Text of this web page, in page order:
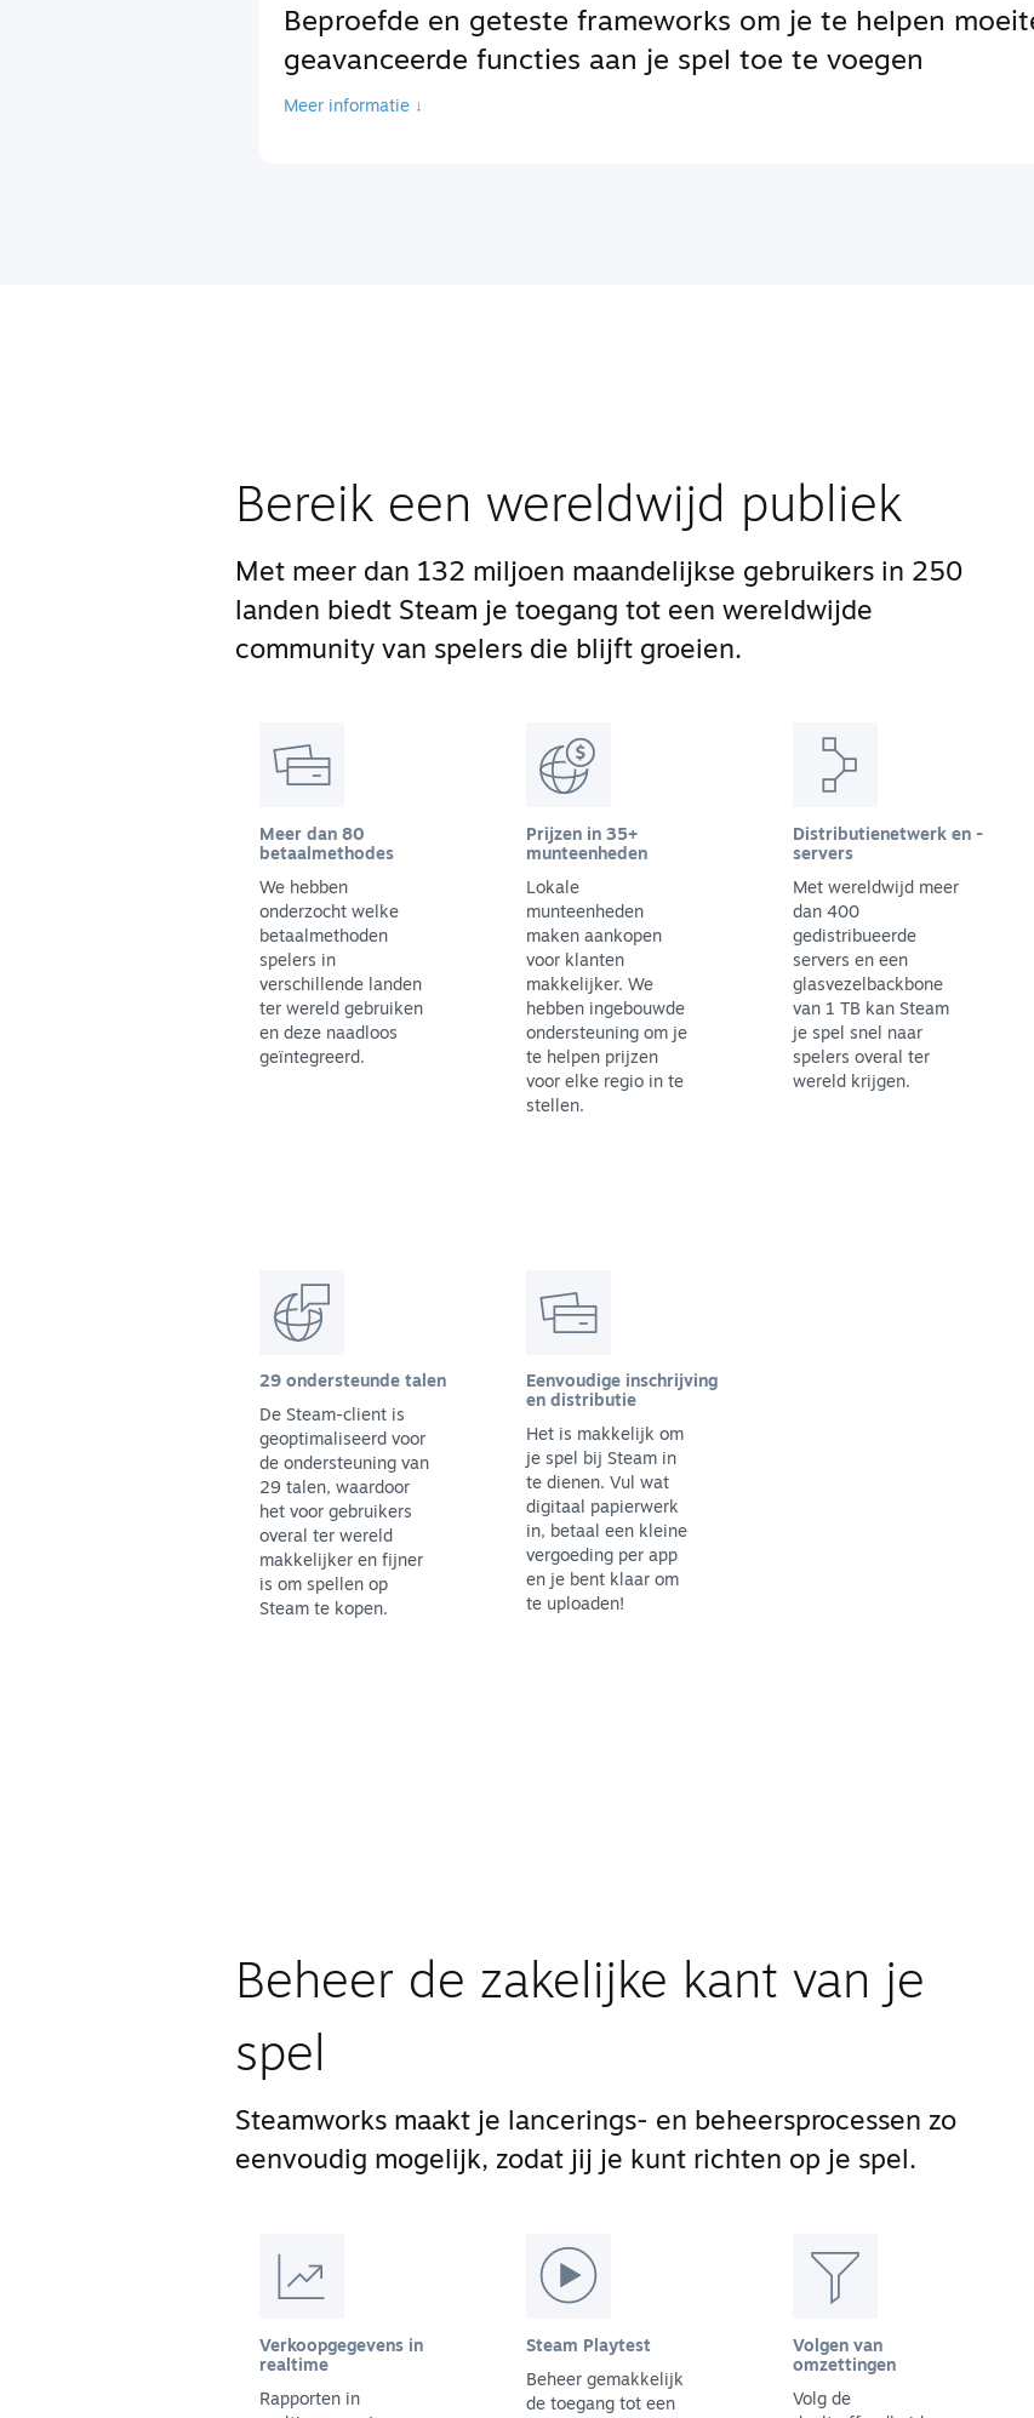
Beproefde en geteste frameworks om je te helpen
geavanceerde functies aan je spel toe te voegen
Meer informatie ↓
Bereik een wereldwijd publiek
Met meer dan 132 miljoen maandelijkse gebruikers in 250
landen biedt Steam je toegang tot een wereldwijde
community van spelers die blijft groeien.
Meer dan 80
betaalmethodes
We hebben
onderzocht welke
betaalmethoden
spelers in
verschillende landen
ter wereld gebruiken
en deze naadloos
geïntegreerd.
Prijzen in 35+
munteenheden
Lokale
munteenheden
maken aankopen
voor klanten
makkelijker. We
hebben ingebouwde
ondersteuning om je
te helpen prijzen
voor elke regio in te
stellen.
Distributienetwerk en -
servers
Met wereldwijd meer
dan 400
gedistribueerde
servers en een
glasvezelbackbone
van 1 TB kan Steam
je spel snel naar
spelers overal ter
wereld krijgen.
29 ondersteunde talen
De Steam-client is
geoptimaliseerd voor
de ondersteuning van
29 talen, waardoor
het voor gebruikers
overal ter wereld
makkelijker en fijner
is om spellen op
Steam te kopen.
Eenvoudige inschrijving
en distributie
Het is makkelijk om
je spel bij Steam in
te dienen. Vul wat
digitaal papierwerk
in, betaal een kleine
vergoeding per app
en je bent klaar om
te uploaden!
Beheer de zakelijke kant van je
spel
Steamworks maakt je lancerings- en beheersprocessen zo
eenvoudig mogelijk, zodat jij je kunt richten op je spel.
Verkoopgegevens in
realtime
Rapporten in
Steam Playtest
Beheer gemakkelijk
de toegang tot een
Volgen van
omzettingen
Volg de